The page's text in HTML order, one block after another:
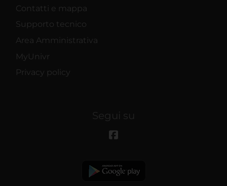
Contatti e mappa
Supporto tecnico
Area Amministrativa
MyUnivr
Privacy policy
Segui su